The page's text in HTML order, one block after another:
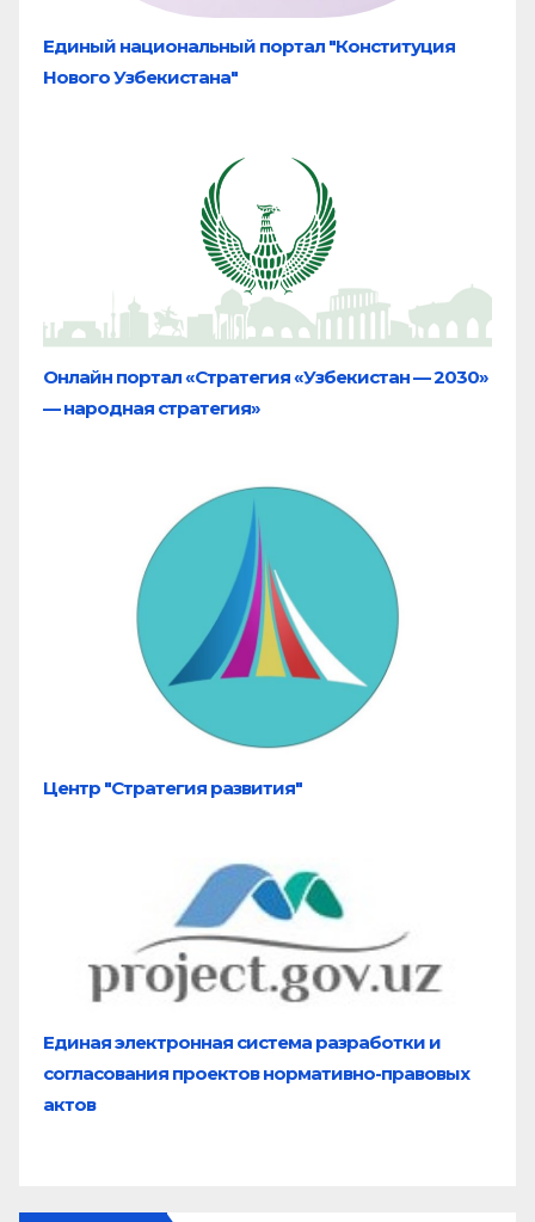
Единый национальный портал "Конституция
Нового Узбекистана"
Онлайн портал «Стратегия «Узбекистан — 2030»
— народная стратегия»
Центр "Стратегия развития"
Единая электронная система разработки и
согласования проектов нормативно-правовых
актов